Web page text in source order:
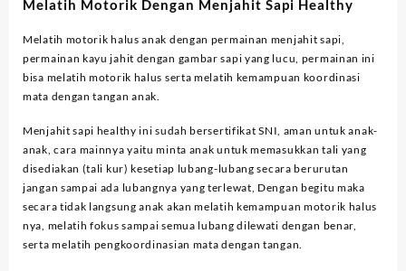
Melatih Motorik Dengan Menjahit Sapi Healthy
Melatih motorik halus anak dengan permainan menjahit sapi,
permainan kayu jahit dengan gambar sapi yang lucu, permainan ini
bisa melatih motorik halus serta melatih kemampuan koordinasi
mata dengan tangan anak.
Menjahit sapi healthy ini sudah bersertifikat SNI, aman untuk anak-
anak, cara mainnya yaitu minta anak untuk memasukkan tali yang
disediakan (tali kur) kesetiap lubang-lubang secara berurutan
jangan sampai ada lubangnya yang terlewat, Dengan begitu maka
secara tidak langsung anak akan melatih kemampuan motorik halus
nya, melatih fokus sampai semua lubang dilewati dengan benar,
serta melatih pengkoordinasian mata dengan tangan.